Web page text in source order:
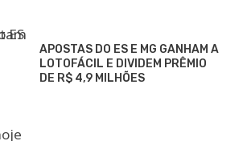
APOSTAS DO ES E MG GANHAM A
LOTOFÁCIL E DIVIDEM PRÊMIO
DE R$ 4,9 MILHÕES